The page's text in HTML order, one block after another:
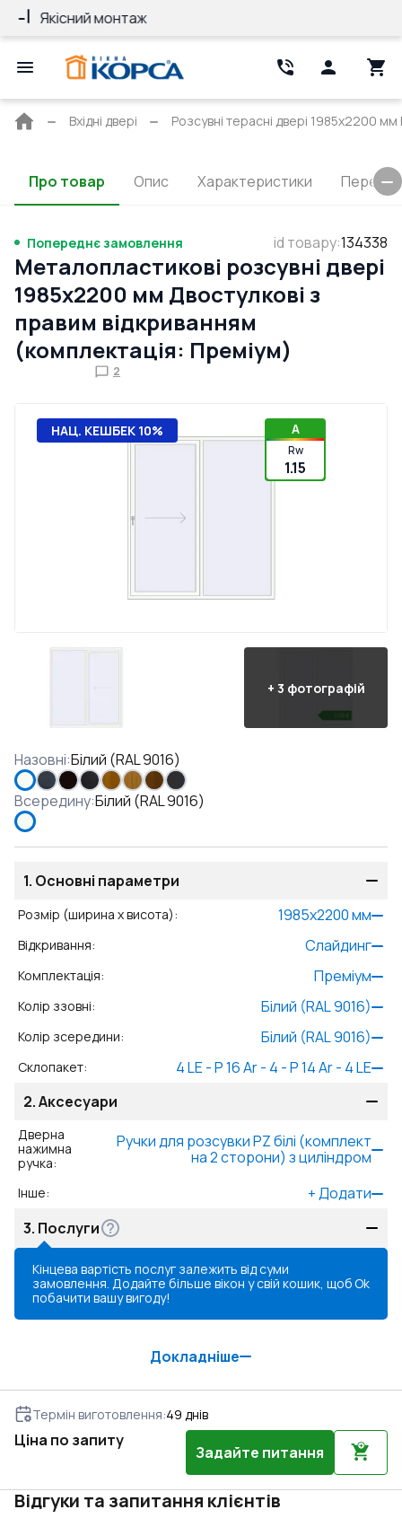
Якісний монтаж
Головна
Вхідні двері Розсувні терасні двері 1985x2200
Про товар Опис Характеристики
Попереднє замовлення id товару:134338
Металопластикові розсувні двері
1985x2200 мм Двостулкові з
правим відкриванням
(комплектація: Преміум)
2
НАЦ. КЕШБЕК 10% A
Rw
1.15
+ 3 фотографій
Назовні:Білий (RAL 9016)
Всередину:Білий (RAL 9016)
1. Основні параметри
Розмір (ширина x висота): 1985x2200мм
Відкривання: Слайдинг
Комплектація: Преміум
Колір ззовні: Білий (RAL 9016)
Колір зсередини: Білий (RAL 9016)
Склопакет:
4 LE - P 16 Ar - 4 - P 14 Ar - 4 LE
2.Аксесуари
Дверна
нажимна
ручка:
Ручки для розсувки PZ білі (комплект
на 2 сторони) з циліндром
Інше: +Додати
3. Послуги
Кінцева вартість послуг залежить від суми
замовлення. Додайте більше вікон у свій кошик, щоб
побачити вашу вигоду!
Ok
Докладніше
Термін виготовлення:49 днів
Ціна по запиту
Задайте питання
Відгуки та запитання клієнтів